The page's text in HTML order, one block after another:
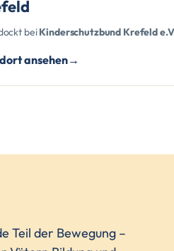
beiKinderschutzbund Krefeld
ansehen
Teil der Bewegung –